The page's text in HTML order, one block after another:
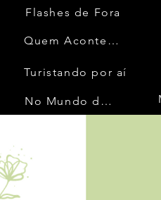
Flashes de Fora
Quem Acontece
Turistando por aí
No Mundo da Moda